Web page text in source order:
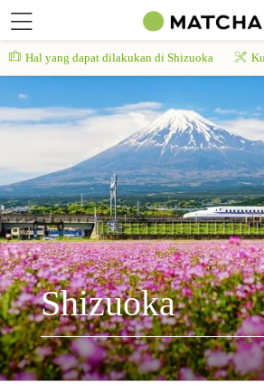
Hal yang dapat dilakukan di Shizuoka
Shizuoka